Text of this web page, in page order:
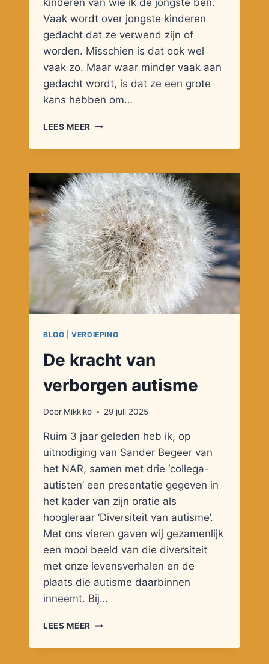
kinderen van wie ik de jongste ben.
Vaak wordt over jongste kinderen
gedacht dat ze verwend zijn of
worden. Misschien is dat ook wel
vaak zo. Maar waar minder vaak aan
gedacht wordt, is dat ze een grote
kans hebben om…
LEES MEER DE
DE
BLOG |VERDIEPING
De kracht van
verborgen autisme
Door Mikkiko 29 juli 2025
Ruim 3 jaar geleden heb ik, op
uitnodiging van Sander Begeer van
het NAR, samen met drie ‘collega-
autisten’ een presentatie gegeven in
het kader van zijn oratie als
hoogleraar ‘Diversiteit van autisme’.
Met ons vieren gaven wij gezamenlijk
een mooi beeld van die diversiteit
met onze levensverhalen en de
plaats die autisme daarbinnen
inneemt. Bij…
LEES MEER DE
VAN